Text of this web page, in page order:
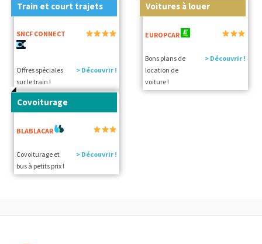
Train et court trajets
SNCF CONNECT
Offres spéciales
sur le train !
> Découvrir !
Voitures à louer
EUROPCAR
Bons plans de
location de
voiture !
> Découvrir !
Covoiturage
BLABLACAR
Covoiturage et
bus à petits prix !
> Découvrir !